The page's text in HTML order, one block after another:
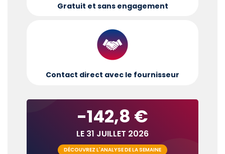
Gratuit et sans engagement
Contact direct avec le fournisseur
-142,8 €
LE 31 JUILLET 2026
DÉCOUVREZ L'ANALYSE DE LA SEMAINE